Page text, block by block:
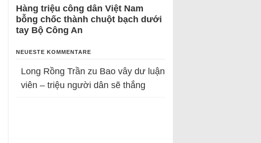
Hàng triệu công dân Việt Nam
bỗng chốc thành chuột bạch dưới
tay Bộ Công An
NEUESTE KOMMENTARE
Long Rồng Trần zu Bao vây dư luận
viên – triệu người dân sẽ thắng